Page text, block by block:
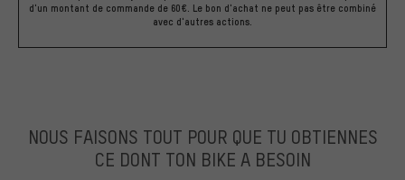
d'un montant de commande de 60€. Le bon d'achat ne peut pas être combiné
avec d'autres actions.
NOUS FAISONS TOUT POUR QUE TU OBTIENNES
CE DONT TON BIKE A BESOIN